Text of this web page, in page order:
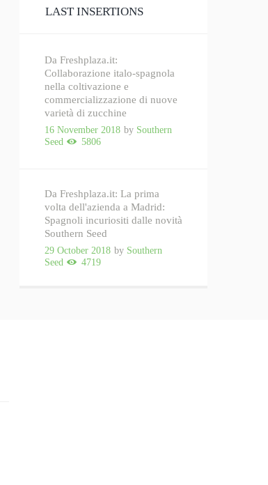
LAST INSERTIONS
Da Freshplaza.it:
Collaborazione italo-spagnola
nella coltivazione e
commercializzazione di nuove
varietà di zucchine
16 November 2018 by Southern
Seed
5806
Da Freshplaza.it: La prima
volta dell'azienda a Madrid:
Spagnoli incuriositi dalle novità
Southern Seed
29 October 2018 by Southern
Seed
4719